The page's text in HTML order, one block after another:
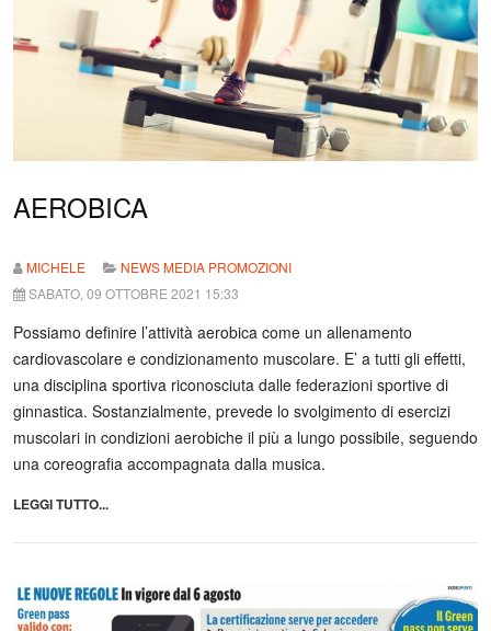
AEROBICA
MICHELE
NEWS MEDIA PROMOZIONI
SABATO, 09 OTTOBRE 2021 15:33
Possiamo definire l’attività aerobica come un allenamento
cardiovascolare e condizionamento muscolare. E’ a tutti gli effetti,
una disciplina sportiva riconosciuta dalle federazioni sportive di
ginnastica. Sostanzialmente, prevede lo svolgimento di esercizi
muscolari in condizioni aerobiche il più a lungo possibile, seguendo
una coreografia accompagnata dalla musica.
LEGGI TUTTO...